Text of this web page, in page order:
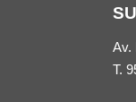
Av.
T.